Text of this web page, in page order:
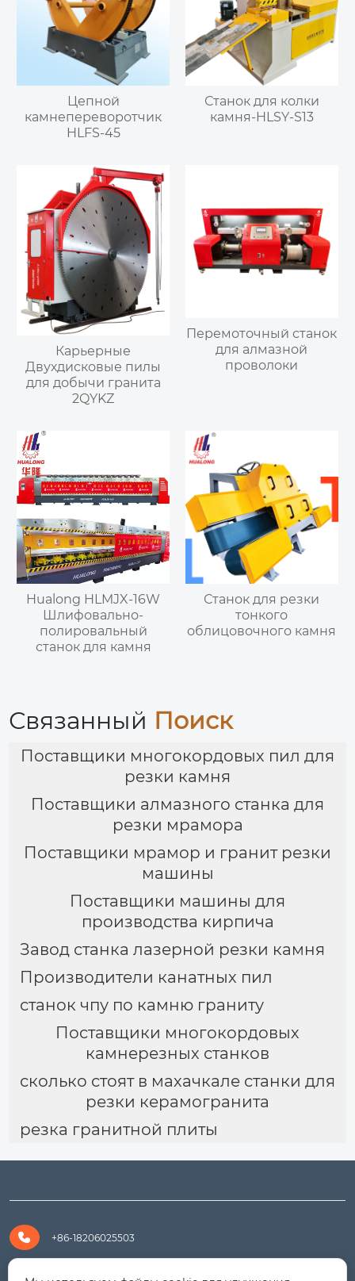
Цепной
камнепереворотчик
HLFS-45
Станок для колки
камня-HLSY-S13
Карьерные
Двухдисковые пилы
для добычи гранита
2QYKZ
Перемоточный станок
для алмазной
проволоки
Hualong HLMJX-16W
Шлифовально-
полировальный
станок для камня
Станок для резки
тонкого
облицовочного камня
Связанный Поиск
Поставщики многокордовых пил для
резки камня
Поставщики алмазного станка для
резки мрамора
Поставщики мрамор и гранит резки
машины
Поставщики машины для
производства кирпича
Завод станка лазерной резки камня
Производители канатных пил
станок чпу по камню граниту
Поставщики многокордовых
камнерезных станков
сколько стоят в махачкале станки для
резки керамогранита
резка гранитной плиты
 +86-18206025503